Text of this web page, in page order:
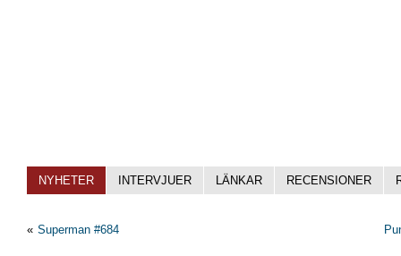
NYHETER INTERVJUER LÄNKAR RECENSIONER
« Superman #684